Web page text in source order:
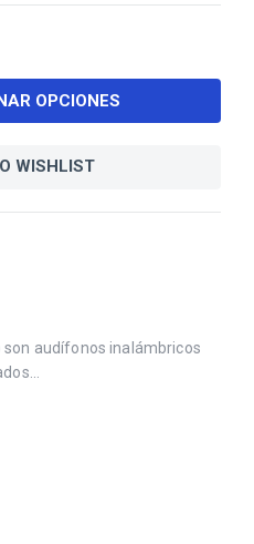
son audífonos inalámbricos
OPCIONES
WISHLIST